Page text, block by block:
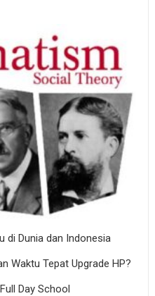
di Dunia dan Indonesia
Waktu Tepat Upgrade HP?
Day School